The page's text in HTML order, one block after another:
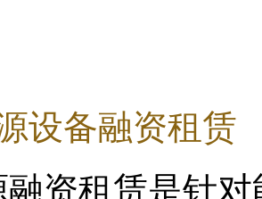
设备融资租赁
资租赁是针